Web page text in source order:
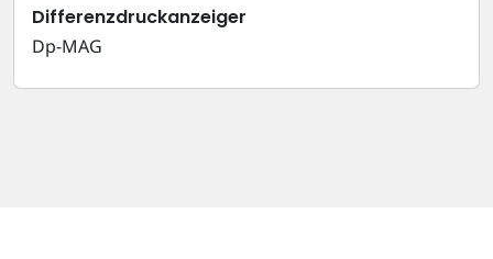
Differenzdruck­anzeiger
Dp-MAG